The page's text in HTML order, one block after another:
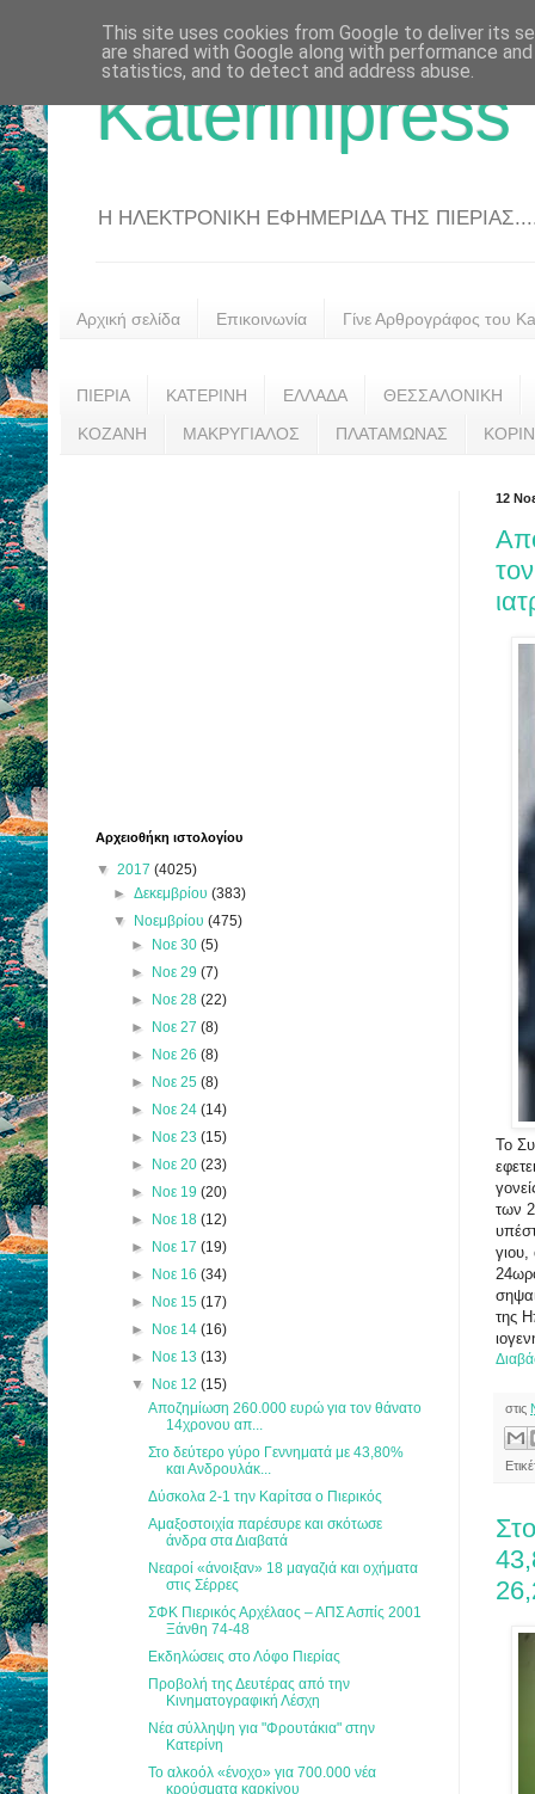
Katerinipress
Η ΗΛΕΚΤΡΟΝΙΚΗ ΕΦΗΜΕΡΙΔΑ ΤΗΣ
Αρχική σελίδα Επικοινωνία Γίνε Αρθρογράφος του
ΠΙΕΡΙΑ ΚΑΤΕΡΙΝΗ ΕΛΛΑΔΑ ΘΕΣΣΑΛΟΝΙΚΗ
ΚΟΖΑΝΗ ΜΑΚΡΥΓΙΑΛΟΣ ΠΛΑΤΑΜΩΝΑΣ
12
Το
των
της
στις
Αρχειοθήκη ιστολογίου
▼ 2017 (4025)
►Δεκεμβρίου(383)
▼ Νοεμβρίου(475)
► Νοε 30 (5)
► Νοε 29 (7)
► Νοε 28 (22)
► Νοε 27 (8)
► Νοε 26 (8)
► Νοε 25 (8)
► Νοε 24 (14)
► Νοε 23 (15)
► Νοε 20 (23)
► Νοε 19 (20)
► Νοε 18 (12)
► Νοε 17 (19)
► Νοε 16 (34)
► Νοε 15 (17)
► Νοε 14 (16)
► Νοε 13 (13)
▼ Νοε 12 (15)
Αποζημίωση 260.000 ευρώ για τον θάνατο
14χρονου απ...
Στο δεύτερο γύρο Γεννηματά με 43,80%
και Ανδρουλάκ...
Δύσκολα 2-1 την Καρίτσα ο Πιερικός
Αμαξοστοιχία παρέσυρε και σκότωσε
άνδρα στα Διαβατά
Νεαροί «άνοιξαν» 18 μαγαζιά και οχήματα
στις Σέρρες
ΣΦΚ Πιερικός Αρχέλαος – ΑΠΣ Ασπίς 2001
Ξάνθη 74-48
Εκδηλώσεις στο Λόφο Πιερίας
Προβολή της Δευτέρας από την
Κινηματογραφική Λέσχη
Νέα σύλληψη για "Φρουτάκια" στην
Κατερίνη
Το αλκοόλ «ένοχο» για 700.000 νέα
κρούσματα καρκίνου
This site uses cookies from Google to deliver its
are shared with Google along with performance
statistics, and to detect and address abuse.